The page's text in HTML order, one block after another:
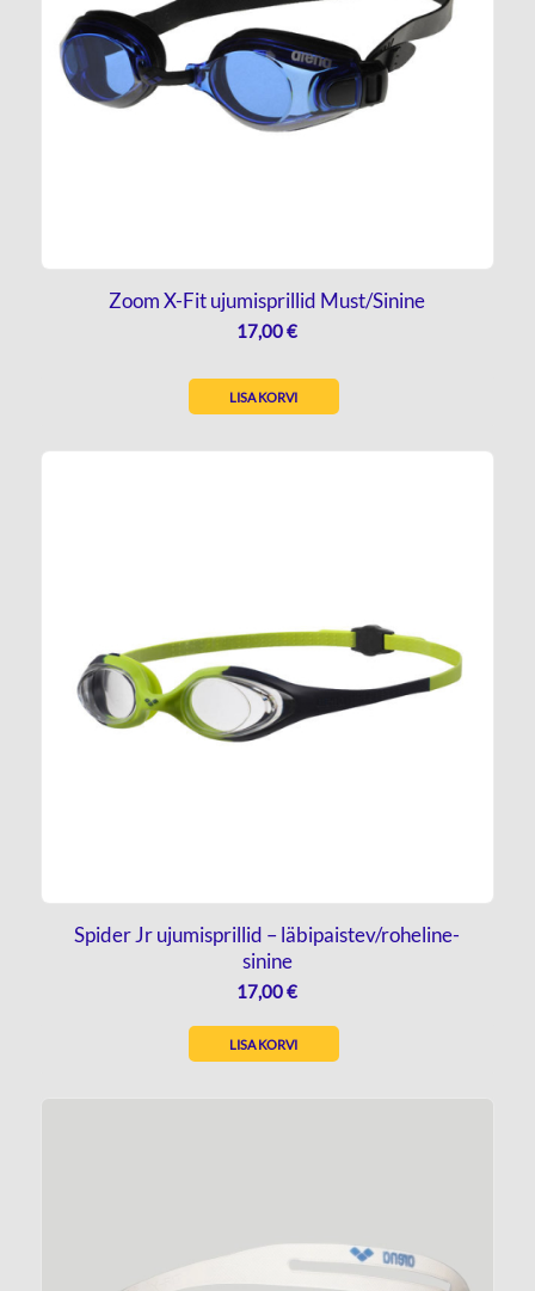
Zoom X-Fit ujumisprillid Must/Sinine
17,00€
LISA KORVI
Spider Jr ujumisprillid – läbipaistev/roheline-
sinine
17,00€
LISA KORVI